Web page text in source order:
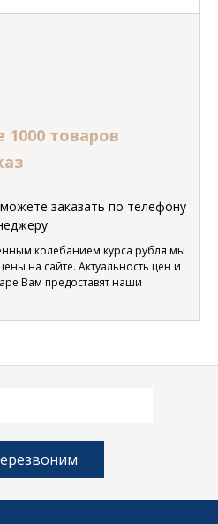
товаров
заказать по телефону
колебанием курса рубля мы
на сайте. Актуальность цен и
Вам предоставят наши